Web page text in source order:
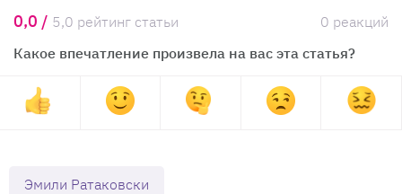
0,0 / 5,0 рейтинг статьи
0 реакций
Какое впечатление произвела на вас эта статья?
Эмили Ратаковски